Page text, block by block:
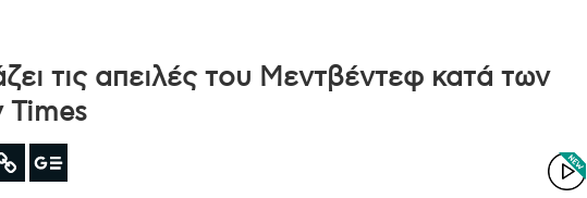
τις απειλές του Μεντβέντεφ κατά των
Times